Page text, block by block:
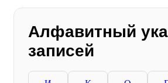
Алфавитный
записей